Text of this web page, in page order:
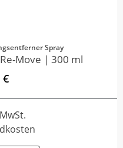
Spray
Move | 300 ml
€